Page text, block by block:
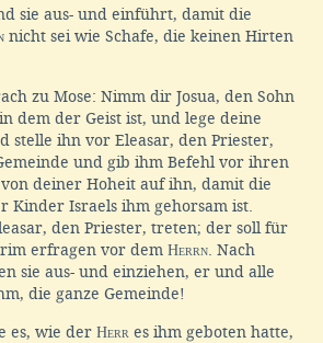
sie aus- und einführt, damit die
nicht sei wie Schafe, die keinen Hirten
zu Mose: Nimm dir Josua, den Sohn
dem der Geist ist, und lege deine
stelle ihn vor Eleasar, den Priester,
und gib ihm Befehl vor ihren
deiner Hoheit auf ihn, damit die
Kinder Israels ihm gehorsam ist.
den Priester, treten; der soll für
erfragen vor dem Herrn . Nach
sie aus- und einziehen, er und alle
die ganze Gemeinde!
es, wie der Herr es ihm geboten hatte,